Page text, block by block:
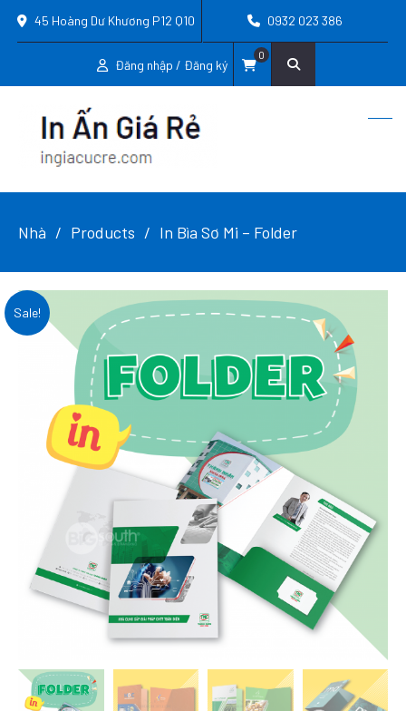
45 Hoàng Dư Khương P12 Q10 0932 023 386
Đăng nhập / Đăng ký
0
Nhà Products In Bìa Sơ Mi – Folder
Sale!